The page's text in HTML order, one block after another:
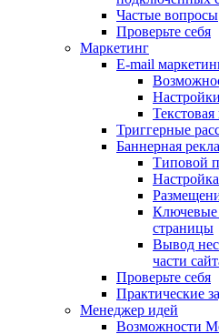
Частые вопросы
Проверьте себя
Маркетинг
E-mail
Триггерные
Баннерная
Типовой
Ключевые
страницы
Вывод
части
Проверьте себя
Практические
Менеджер идей
Возможности